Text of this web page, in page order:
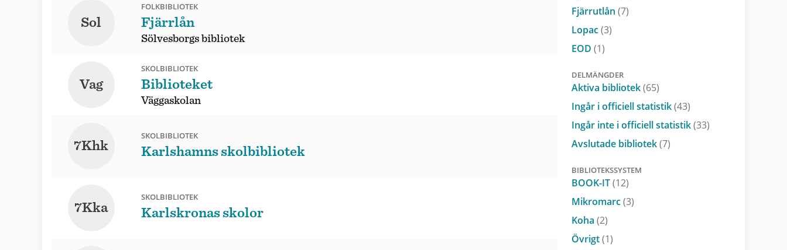
Sol
FOLKBIBLIOTEK
Fjärrlån
Sölvesborgs bibliotek
Vag
SKOLBIBLIOTEK
Biblioteket
Väggaskolan
7Khk
SKOLBIBLIOTEK
Karlshamns skolbibliotek
7Kka
SKOLBIBLIOTEK
Karlskronas skolor
Fjärrutlån (7)
Lopac(3)
EOD (1)
DELMÄNGDER
Aktiva bibliotek(65)
Ingår i officiell statistik(43)
Ingår inte i officiell statistik(33)
Avslutade bibliotek(7)
BIBLIOTEKSSYSTEM
BOOK-IT(12)
Mikromarc(3)
Koha (2)
Övrigt(1)